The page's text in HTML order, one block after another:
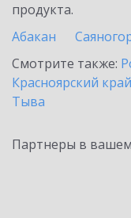
продукта.
Абакан
Смотрите также:
Красноярский край
Тыва
Партнеры в